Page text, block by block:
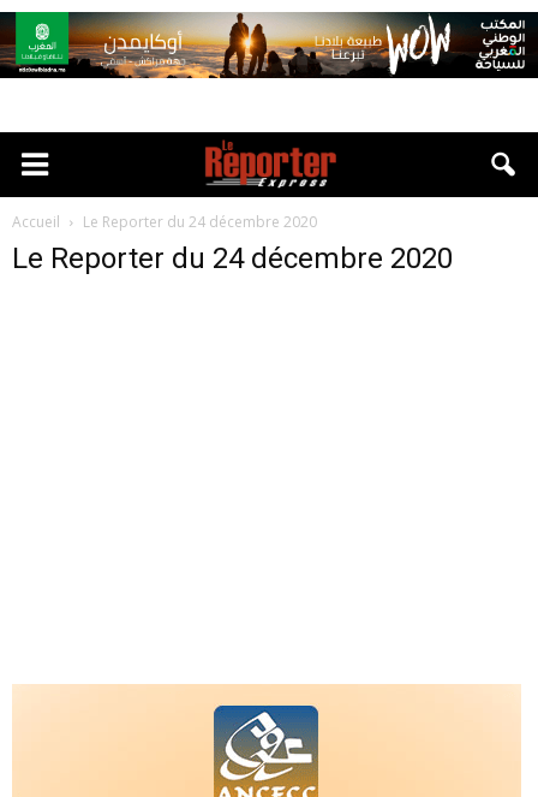
Accueil Le Reporter du 24 décembre 2020
Le Reporter du 24 décembre 2020